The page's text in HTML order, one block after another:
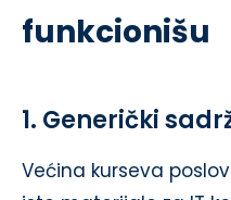
funkcionišu
1. Generički
Većina kurseva